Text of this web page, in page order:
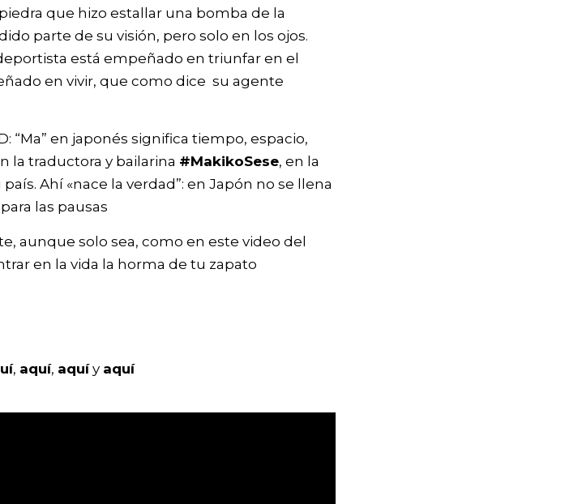
que hizo estallar una bomba de la
parte de su visión, pero solo en los ojos.
está empeñado en triunfar en el
en vivir, que como dice su agente
“Ma” en japonés significa tiempo, espacio,
la traductora y bailarina #MakikoSese, en la
Ahí «nace la verdad”: en Japón no se llena
las pausas
aunque solo sea, como en este video del
en la vida la horma de tu zapato
, aquí, aquí y aquí